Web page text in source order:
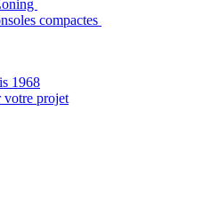
compactes
1968
votre projet